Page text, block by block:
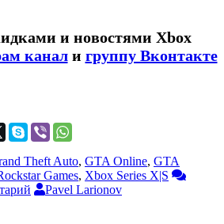
и новостями Xbox
канали группу Вконтакте
Theft Auto, GTA Online, GTA
Games, Xbox Series X|S
Pavel Larionov